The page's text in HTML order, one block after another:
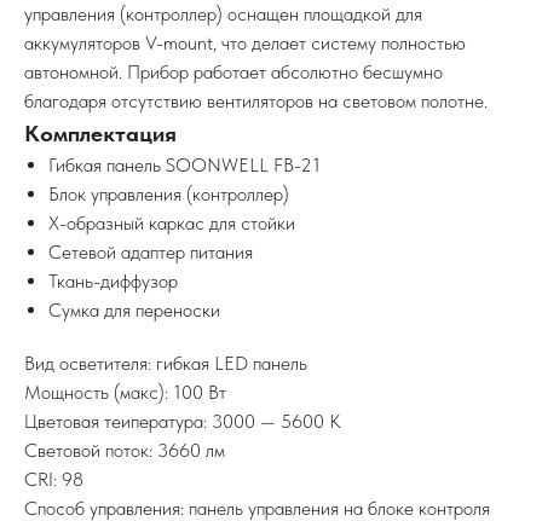
управления (контроллер) оснащен площадкой для
аккумуляторов V-mount, что делает систему полностью
автономной. Прибор работает абсолютно бесшумно
благодаря отсутствию вентиляторов на световом полотне.
Комплектация
Гибкая панель SOONWELL FB-21
Блок управления (контроллер)
X-образный каркас для стойки
Сетевой адаптер питания
Ткань-диффузор
Сумка для переноски
Вид осветителя: гибкая LED панель
Мощность (макс): 100 Вт
Цветовая теипература: 3000 — 5600 K
Световой поток: 3660 лм
CRI: 98
Способ управления: панель управления на блоке контроля